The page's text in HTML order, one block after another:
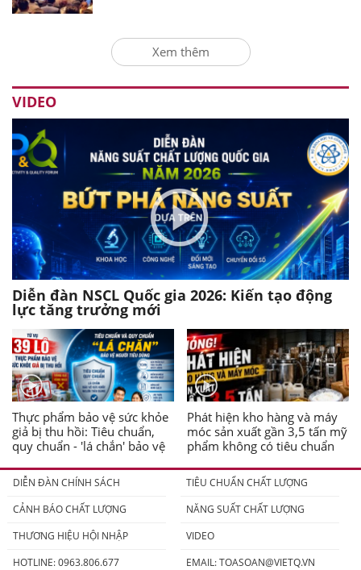
Xem thêm
VIDEO
Diễn đàn NSCL Quốc gia 2026: Kiến tạo động
lực tăng trưởng mới
Thực phẩm bảo vệ sức khỏe
giả bị thu hồi: Tiêu chuẩn,
quy chuẩn - 'lá chắn' bảo vệ
Phát hiện kho hàng và máy
móc sản xuất gần 3,5 tấn mỹ
phẩm không có tiêu chuẩn
DIỄN ĐÀN CHÍNH SÁCH
TIÊU CHUẨN CHẤT LƯỢNG
CẢNH BÁO CHẤT LƯỢNG
NĂNG SUẤT CHẤT LƯỢNG
THƯƠNG HIỆU HỘI NHẬP
VIDEO
HOTLINE: 0963.806.677
EMAIL:TOASOAN@VIETQ.VN